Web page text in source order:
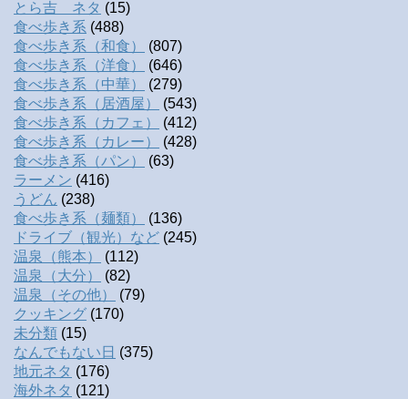
とら吉 ネタ (15)
食べ歩き系 (488)
食べ歩き系（和食）
(807)
食べ歩き系（洋食）
(646)
食べ歩き系（中華）
(279)
食べ歩き系（居酒屋）
(543)
食べ歩き系（カフェ）
(412)
食べ歩き系（カレー）
(428)
食べ歩き系（パン）
(63)
ラーメン (416)
うどん (238)
食べ歩き系（麺類）
(136)
ドライブ（観光）など (245)
温泉（熊本）
(112)
温泉（大分）
(82)
温泉（その他）
(79)
クッキング (170)
未分類 (15)
なんでもない日 (375)
地元ネタ (176)
海外ネタ (121)